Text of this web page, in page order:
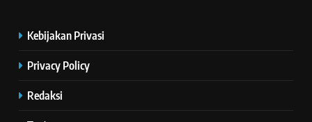
Kebijakan Privasi
Privacy Policy
Redaksi